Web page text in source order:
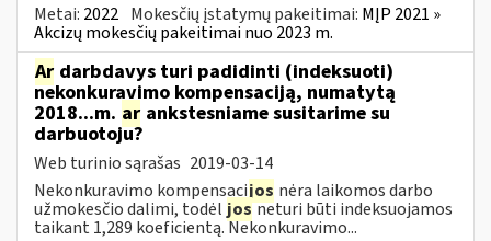
Metai: 2022 Mokesčių įstatymų pakeitimai: MĮP 2021 »
Akcizų mokesčių pakeitimai nuo 2023 m.
Ar darbdavys turi padidinti (indeksuoti)
nekonkuravimo kompensaciją, numatytą
2018...m. ar ankstesniame susitarime su
darbuotoju?
Web turinio sąrašas 2019-03-14
Nekonkuravimo kompensacijos nėra laikomos darbo
užmokesčio dalimi, todėl josneturi būti indeksuojamos
taikant 1,289 koeficientą. Nekonkuravimo...